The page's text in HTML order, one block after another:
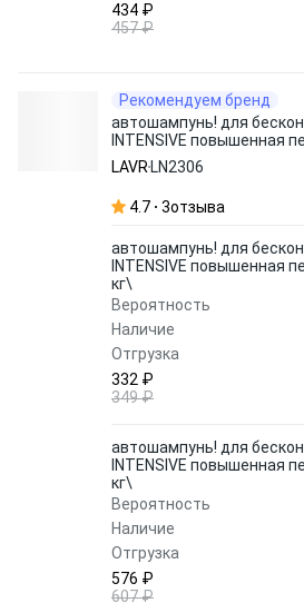
434 ₽
457 ₽
Рекомендуем бренд
автошампунь! для
INTENSIVE повышенная
1:50), 1.1 кг\
LAVR LN2306
4.7 3отзыва
автошампунь! для
INTENSIVE повышенная
кг\
Вероятность
Наличие
Отгрузка
332 ₽
349 ₽
автошампунь! для
INTENSIVE повышенная
кг\
Вероятность
Наличие
Отгрузка
576 ₽
607 ₽